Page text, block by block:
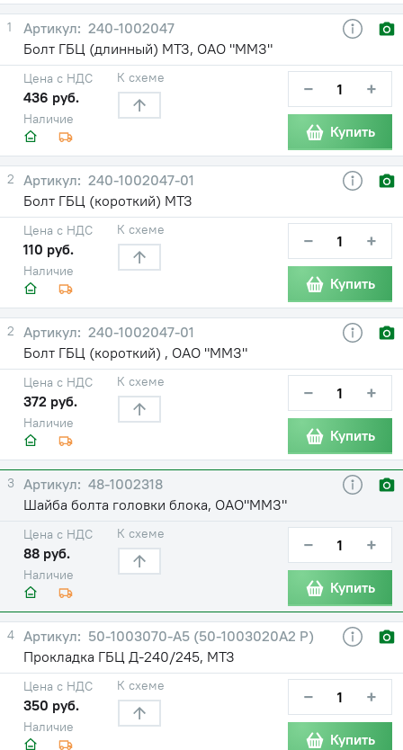
1
240-1002047
Болт ГБЦ (длинный) МТЗ, ОАО "ММЗ"
Наличие
Цена с НДС
436 руб.
К схеме − +
Купить
2
240-1002047-01
Болт ГБЦ (короткий) МТЗ
Наличие
Цена с НДС
110 руб.
К схеме − +
Купить
2
240-1002047-01
Болт ГБЦ (короткий) , ОАО "ММЗ"
Наличие
Цена с НДС
372 руб.
К схеме − +
Купить
3
48-1002318
Шайба болта головки блока, ОАО"ММЗ"
Наличие
Цена с НДС
88 руб.
К схеме − +
Купить
4
50-1003070-А5 (50-1003020А2 Р)
Прокладка ГБЦ Д-240/245, МТЗ
Наличие
Цена с НДС
350 руб.
К схеме − +
Купить